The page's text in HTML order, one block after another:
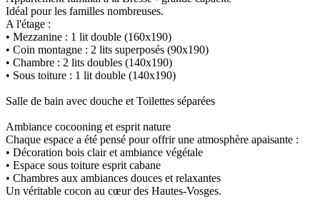
Idéal pour les familles nombreuses.
A l'étage :
• Mezzanine : 1 lit double (160x190)
• Coin montagne : 2 lits superposés (90x190)
• Chambre : 2 lits doubles (140x190)
• Sous toiture : 1 lit double (140x190)
Salle de bain avec douche et Toilettes séparées
Ambiance cocooning et esprit nature
Chaque espace a été pensé pour offrir une atmosphère apaisante :
• Décoration bois clair et ambiance végétale
• Espace sous toiture esprit cabane
• Chambres aux ambiances douces et relaxantes
Un véritable cocon au cœur des Hautes-Vosges.